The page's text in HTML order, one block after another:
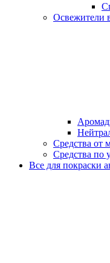
Освежители
Средства от
Средства по
Все для покраски